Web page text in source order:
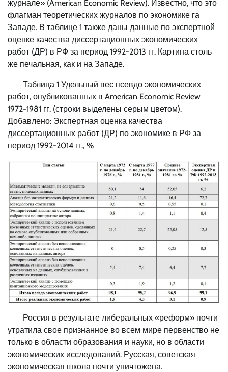
журнале» (American Economic Review). Известно, что это
флагман теоретических журналов по экономике га
Западе. В таблице 1 также даны данные по экспертной
оценке качества диссертационных экономических
работ (ДР) в РФ за период 1992-2013 гг. Картина столь
же печальная, как и на Западе.
Таблица 1 Удельный вес псевдо экономических
работ, опубликованных в American Economic Review
1972-1981 гг. (строки выделены серым цветом).
Добавлено: Экспертная оценка качества
диссертационных работ (ДР) по экономике в РФ за
период 1992-2014 гг., %
Россия в результате либеральных «реформ» почти
утратила свое признанное во всем мире первенство не
только в области образования и науки, но в области
экономических исследований. Русская, советская
экономическая школа почти уничтожена.